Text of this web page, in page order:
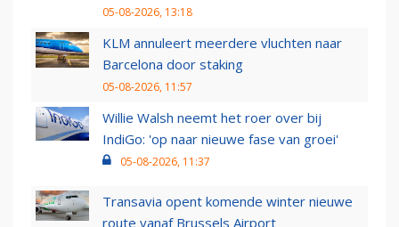
05-08-2026, 13:18
KLM annuleert meerdere vluchten naar
Barcelona door staking
05-08-2026, 11:57
Willie Walsh neemt het roer over bij
IndiGo: 'op naar nieuwe fase van groei'
05-08-2026, 11:37
Transavia opent komende winter nieuwe
route vanaf Brussels Airport